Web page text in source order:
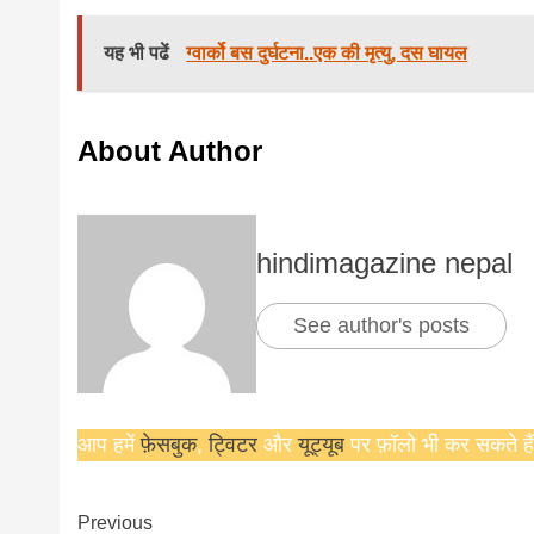
यह भी पढें ग्वार्को बस दुर्घटना..एक की मृत्यु, दस घायल
About Author
hindimagazine nepal
See author's posts
आप हमेंफ़ेसबुक,ट्विटरऔरयूट्यूब पर फ़ॉलो भी कर सकते
Previous